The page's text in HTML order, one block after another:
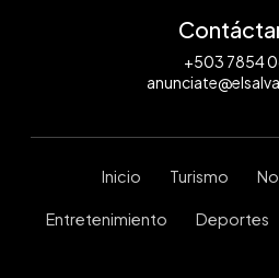
+503 7854
Inicio Turismo
Entretenimiento Deportes